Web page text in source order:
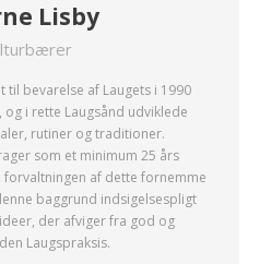
Lisby
til bevarelse af Laugets i 1990
i rette Laugsånd udviklede
rutiner og traditioner.
som et minimum 25 års
af dette fornemme
baggrund indsigelsespligt
der afviger fra god og
Laugspraksis.